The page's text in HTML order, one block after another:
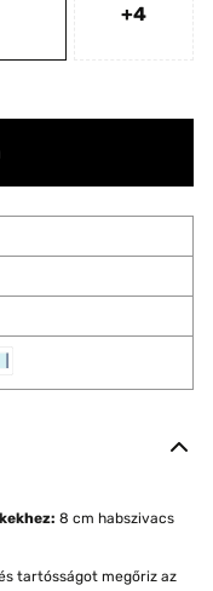
+4
8 cm habszivacs
tartósságot megőriz az